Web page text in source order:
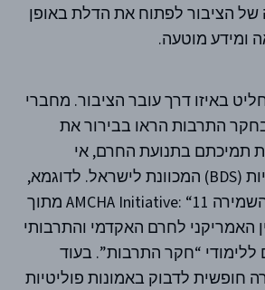
הציבור לפתוח את הדלת באופן
ומידע מוטעה.
באיזו דרך עובר הציבור. מחברי
התרבות הראו בבירור את
תמיכתם בתנועת החרם, אי
ההשקעה והסנקציות (BDS) המכוונת לישראל. לדוגמא,
על פי ארגון כלבי השמירה AMCHA Initiative: “11 מתוך
האמריקני לחרם האקדמי והתרבותי
“חקר התרבות”. בעוד
חופשית לדבוק באמונות פוליטיות